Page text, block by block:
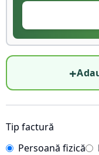
+
Tip factură
Persoană fizică